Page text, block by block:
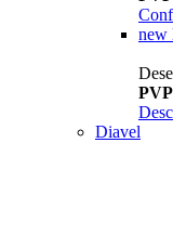
new
Diavel